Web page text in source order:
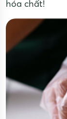
hóa chất!